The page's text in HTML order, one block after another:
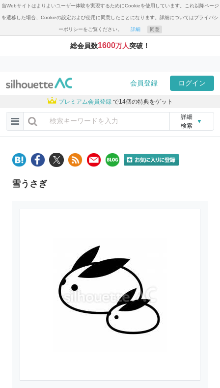
当Webサイトはよりよいユーザー体験を実現するためにCookieを使用しています。これ以降ページ
を遷移した場合、Cookieの設定および使用に同意したことになります。詳細についてはプライバシ
ーポリシーをご覧ください。 詳細 同意
総会員数1600万人突破！
会員登録 ログイン
プレミアム会員登録 で14個の特典をゲット
詳細
検索
▼
雪うさぎ